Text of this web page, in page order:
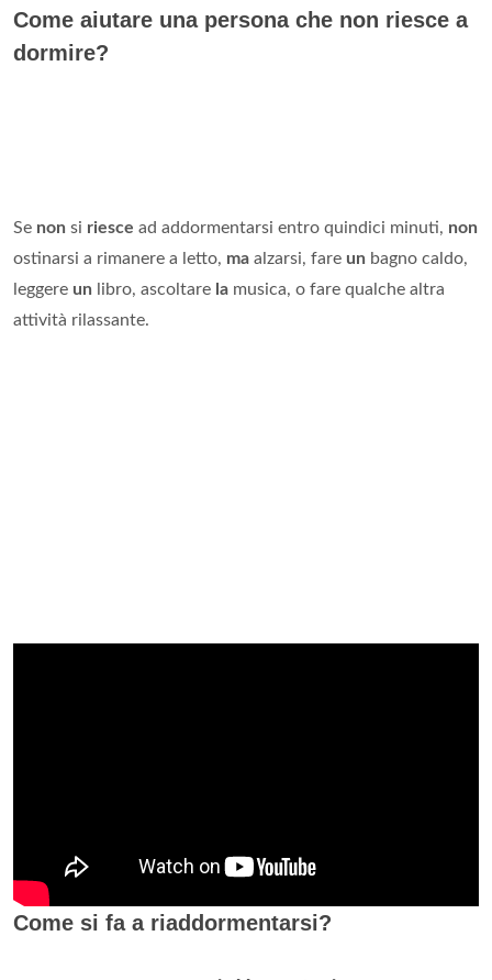
Come aiutare una persona che non riesce a
dormire?
Se non si riesce ad addormentarsi entro quindici minuti, non
ostinarsi a rimanere a letto, ma alzarsi, fare un bagno caldo,
leggere un libro, ascoltare la musica, o fare qualche altra
attività rilassante.
Come si fa a riaddormentarsi?